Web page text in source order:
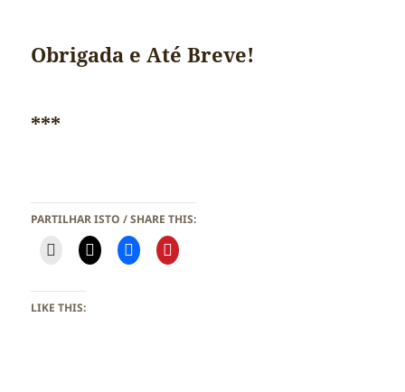
Obrigada e Até Breve!
***
PARTILHAR ISTO / SHARE THIS:
LIKE THIS: